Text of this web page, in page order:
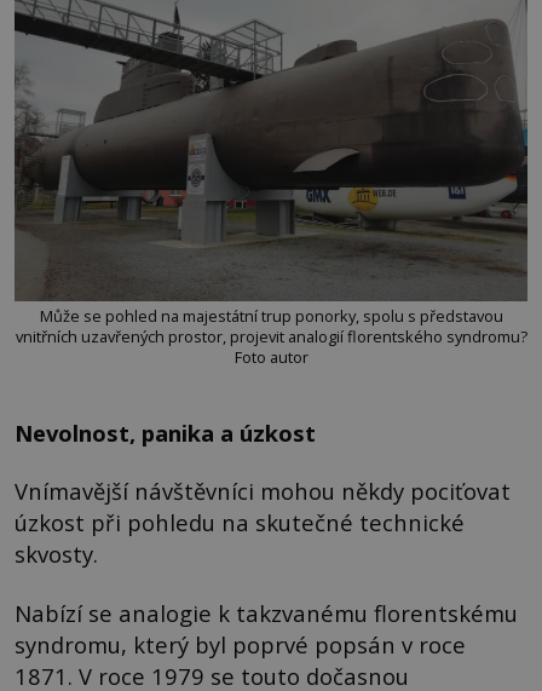
Může se pohled na majestátní trup ponorky, spolu s představou
vnitřních uzavřených prostor, projevit analogií florentského syndromu?
Foto autor
Nevolnost, panika a úzkost
Vnímavější návštěvníci mohou někdy pociťovat
úzkost při pohledu na skutečné technické
skvosty.
Nabízí se analogie k takzvanému florentskému
syndromu, který byl poprvé popsán v roce
1871. V roce 1979 se touto dočasnou